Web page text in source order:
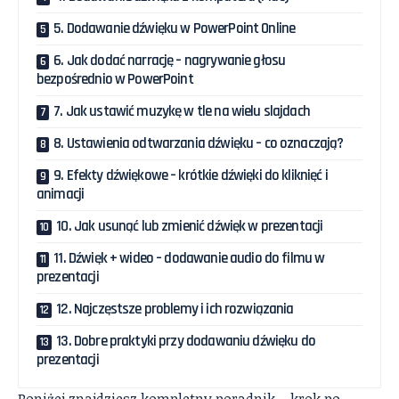
5. Dodawanie dźwięku w PowerPoint Online
6. Jak dodać narrację – nagrywanie głosu
bezpośrednio w PowerPoint
7. Jak ustawić muzykę w tle na wielu slajdach
8. Ustawienia odtwarzania dźwięku – co oznaczają?
9. Efekty dźwiękowe – krótkie dźwięki do kliknięć i
animacji
10. Jak usunąć lub zmienić dźwięk w prezentacji
11. Dźwięk + wideo – dodawanie audio do filmu w
prezentacji
12. Najczęstsze problemy i ich rozwiązania
13. Dobre praktyki przy dodawaniu dźwięku do
prezentacji